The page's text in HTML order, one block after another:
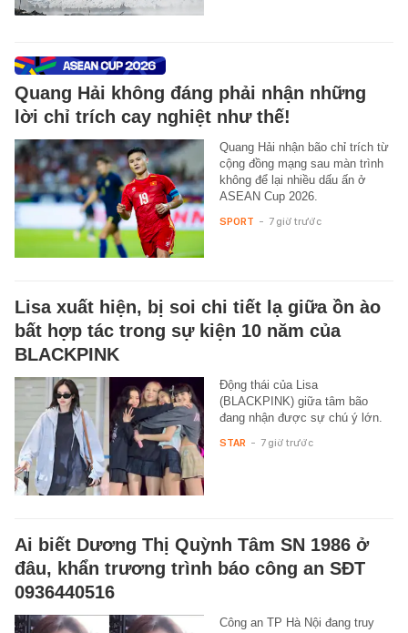
Quang Hải không đáng phải nhận những
lời chỉ trích cay nghiệt như thế!
Quang Hải nhận bão chỉ trích từ
cộng đồng mạng sau màn trình
không để lại nhiều dấu ấn ở
ASEAN Cup 2026.
SPORT - 7 giờ trước
Lisa xuất hiện, bị soi chi tiết lạ giữa ồn ào
bất hợp tác trong sự kiện 10 năm của
BLACKPINK
Động thái của Lisa
(BLACKPINK) giữa tâm bão
đang nhận được sự chú ý lớn.
STAR - 7 giờ trước
Ai biết Dương Thị Quỳnh Tâm SN 1986 ở
đâu, khẩn trương trình báo công an SĐT
0936440516
Công an TP Hà Nội đang truy